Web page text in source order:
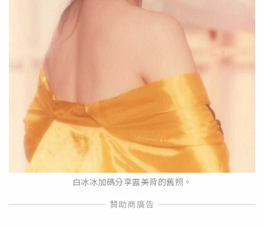
白冰冰加碼分享露美背的舊照。